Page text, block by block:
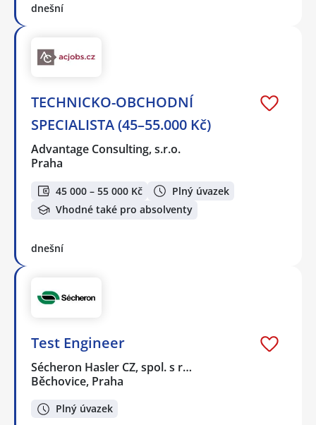
dnešní
TECHNICKO-OBCHODNÍ
SPECIALISTA (45–55.000 Kč)
Advantage Consulting, s.r.o.
Praha
45 000 – 55 000 Kč
Plný úvazek
Vhodné také pro absolventy
dnešní
Test Engineer
Sécheron Hasler CZ, spol. s r…
Běchovice, Praha
Plný úvazek